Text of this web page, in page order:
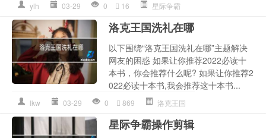
ylh 03-29 0 16 星际争霸
洛克王国洗礼在哪
以下围绕“洛克王国洗礼在哪”主题解决
网友的困惑 如果让你推荐2022必读十
本书，你会推荐什么呢? 如果让你推荐2
022必读十本书,我会推荐这十本书...
lkw 03-29 0 869 洛克王国
星际争霸操作剪辑